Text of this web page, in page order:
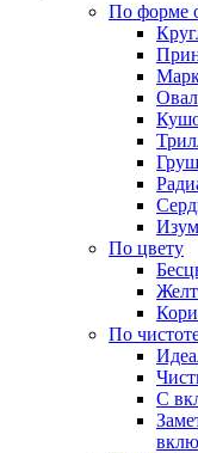
По форме
Овал
По цвету
По
С